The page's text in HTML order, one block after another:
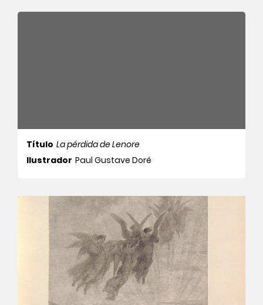
Título La pérdida de Lenore
Ilustrador Paul Gustave Doré